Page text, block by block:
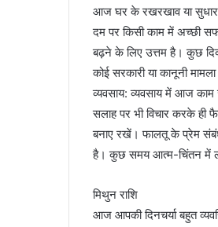
आज घर के रखरखाव या सुधार
दम पर किसी काम में अच्छी
बढ़ने के लिए उत्तम है। कुछ
कोई सरकारी या कानूनी
व्यवसाय: व्यवसाय में आज काम
सलाह पर भी विचार करके
बनाए रखें। फालतू के प्रेम
है। कुछ समय आत्म-चिंतन में
मिथुन राशि
आज आपकी दिनचर्या बहुत